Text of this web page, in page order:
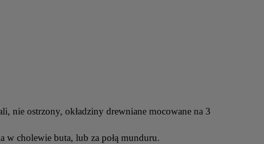
nie ostrzony, okładziny drewniane mocowane na 3
w cholewie buta, lub za połą munduru.